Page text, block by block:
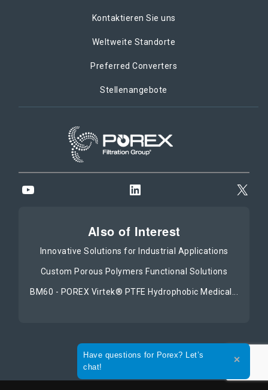
Kontaktieren Sie uns
Weltweite Standorte
Preferred Converters
Stellenangebote
YouTube LinkedIn X
Also of Interest
Innovative Solutions for Industrial Applications
Custom Porous Polymers Functional Solutions
BM60 - POREX Virtek® PTFE Hydrophobic Medical...
Have questions for Porex? Let’s
chat!
Expand the text